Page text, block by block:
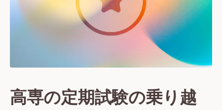
高専の定期試験の乗り越